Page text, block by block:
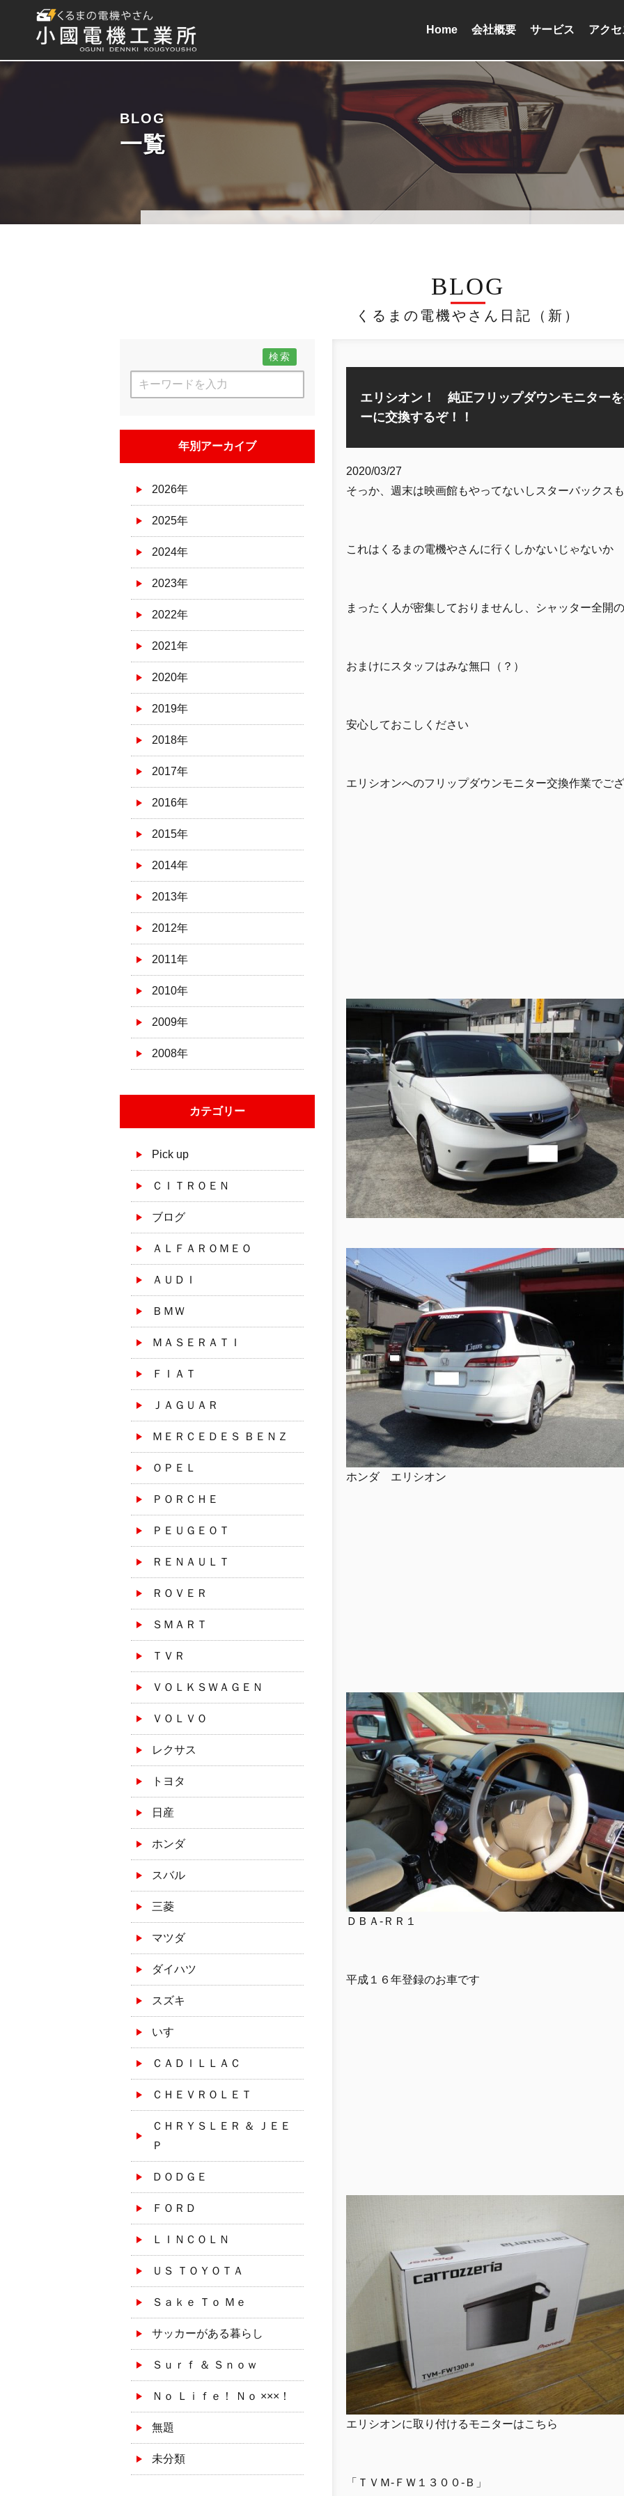
Home 会社概要 サービス アク
BLOG
一覧
BLOG
くるまの電機やさん日記（新）
検索
年別アーカイブ
2026年
2025年
2024年
2023年
2022年
2021年
2020年
2019年
2018年
2017年
2016年
2015年
2014年
2013年
2012年
2011年
2010年
2009年
2008年
カテゴリー
Pick up
ＣＩＴＲＯＥＮ
ブログ
ＡＬＦＡＲＯＭＥＯ
ＡＵＤＩ
ＢＭＷ
ＭＡＳＥＲＡＴＩ
ＦＩＡＴ
ＪＡＧＵＡＲ
ＭＥＲＣＥＤＥＳ ＢＥＮＺ
ＯＰＥＬ
ＰＯＲＣＨＥ
ＰＥＵＧＥＯＴ
ＲＥＮＡＵＬＴ
ＲＯＶＥＲ
ＳＭＡＲＴ
ＴＶＲ
ＶＯＬＫＳＷＡＧＥＮ
ＶＯＬＶＯ
レクサス
トヨタ
日産
ホンダ
スバル
三菱
マツダ
ダイハツ
スズキ
いすゞ
ＣＡＤＩＬＬＡＣ
ＣＨＥＶＲＯＬＥＴ
ＣＨＲＹＳＬＥＲ ＆ ＪＥＥ
Ｐ
ＤＯＤＧＥ
ＦＯＲＤ
ＬＩＮＣＯＬＮ
ＵＳ ＴＯＹＯＴＡ
Ｓａｋｅ Ｔｏ Ｍｅ
サッカーがある暮らし
Ｓｕｒｆ ＆ Ｓｎｏｗ
Ｎｏ Ｌｉｆｅ！ Ｎｏ ×××！
無題
未分類
エリシオン！ 純正フリップダウンモニター
ーに交換するぞ！！
2020/03/27
そっか、週末は映画館もやってないしスターバックス
これはくるまの電機やさんに行くしかないじゃないか
まったく人が密集しておりませんし、シャッター全開
おまけにスタッフはみな無口（？）
安心しておこしください
エリシオンへのフリップダウンモニター交換作業でご
ホンダ エリシオン
ＤＢＡ-ＲＲ１
平成１６年登録のお車です
エリシオンに取り付けるモニターはこちら
「ＴＶＭ-ＦＷ１３００-Ｂ」